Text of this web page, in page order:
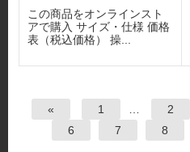
この商品をオンラインスト
アで購入 サイズ・仕様 価格
表（税込価格） 操...
« 1 … 2
6
7 8